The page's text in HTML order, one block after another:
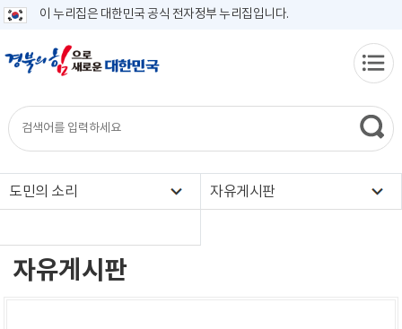
이 누리집은 대한민국 공식 전자정부 누리집입니다.
도민의 소리 자유게시판
자유게시판